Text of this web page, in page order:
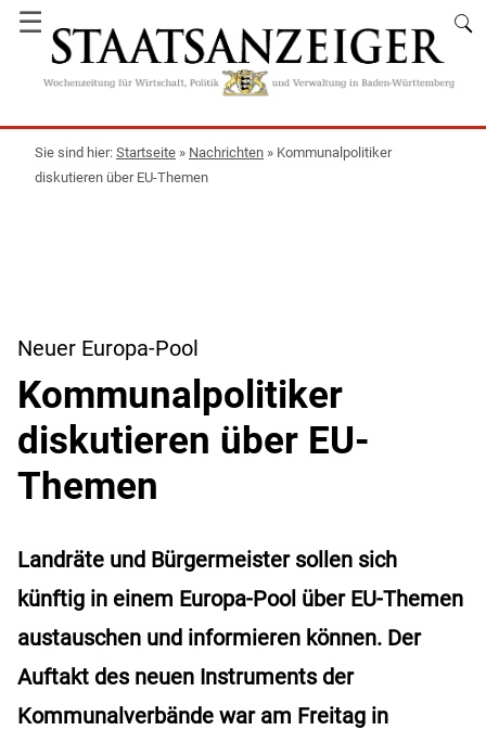
☰
Startseite » Nachrichten » Kommunalpolitiker
diskutieren über EU-Themen
Neuer Europa-Pool
Kommunalpolitiker
diskutieren über EU-
Themen
Landräte und Bürgermeister sollen sich
künftig in einem Europa-Pool über EU-Themen
austauschen und informieren können. Der
Auftakt des neuen Instruments der
Kommunalverbände war am Freitag in